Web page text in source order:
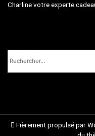
Charline votre experte
Rechercher :
Fièrement propulsé par